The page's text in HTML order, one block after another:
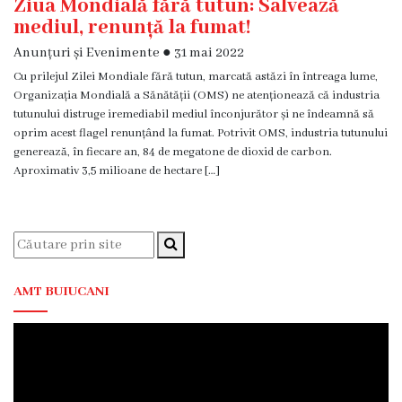
Familie
Servicii
Consultative
Specializate
de
Ambulator
Staționar
Centrul
medicilor
de
Ziua Mondială fără tutun: Salvează
mediul, renunță la fumat!
Anunțuri și Evenimente ● 31 mai 2022
Cu prilejul Zilei Mondiale fără tutun, marcată astăzi în întreaga lume,
Organizația Mondială a Sănătății (OMS) ne atenționează că industria
tutunului distruge iremediabil mediul înconjurător și ne îndeamnă să
oprim acest flagel renunțând la fumat. Potrivit OMS, industria tutunului
generează, în fiecare an, 84 de megatone de dioxid de carbon.
Aproximativ 3,5 milioane de hectare […]
AMT BUIUCANI